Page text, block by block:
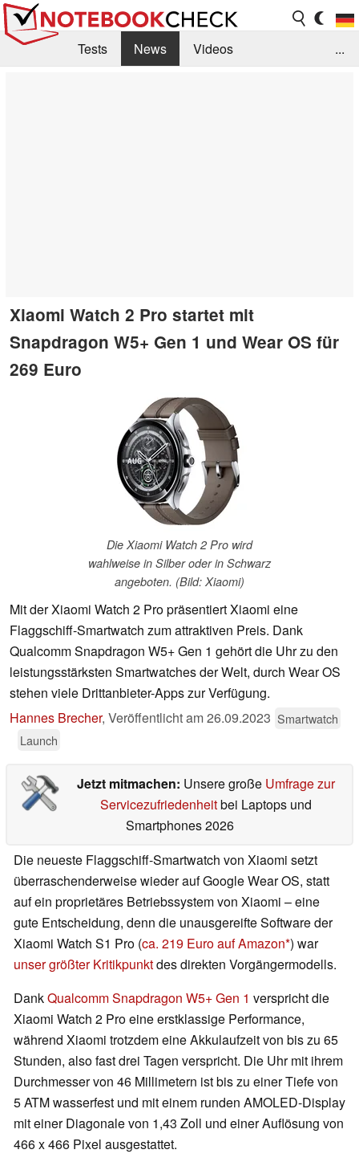
Tests News
Videos
...
Xiaomi Watch 2 Pro startet mit
Snapdragon W5+ Gen 1 und Wear OS für
269 Euro
Die Xiaomi Watch 2 Pro wird
wahlweise in Silber oder in Schwarz
angeboten. (Bild: Xiaomi)
Mit der Xiaomi Watch 2 Pro präsentiert Xiaomi eine
Flaggschiff-Smartwatch zum attraktiven Preis. Dank
Qualcomm Snapdragon W5+ Gen 1 gehört die Uhr zu den
leistungsstärksten Smartwatches der Welt, durch Wear OS
stehen viele Drittanbieter-Apps zur Verfügung.
Hannes Brecher, Veröffentlicht am26.09.2023 Smartwatch
Launch
Jetzt mitmachen: Unsere große Umfrage zur
Servicezufriedenheitbei Laptops und
Smartphones 2026
Die neueste Flaggschiff-Smartwatch von Xiaomi setzt
überraschenderweise wieder auf Google Wear OS, statt
auf ein proprietäres Betriebssystem von Xiaomi – eine
gute Entscheidung, denn die unausgereifte Software der
Xiaomi Watch S1 Pro (ca. 219 Euro auf Amazon ) war
unser größter Kritikpunktdes direkten Vorgängermodells.
DankQualcomm Snapdragon W5+ Gen 1 verspricht die
Xiaomi Watch 2 Pro eine erstklassige Performance,
während Xiaomi trotzdem eine Akkulaufzeit von bis zu 65
Stunden, also fast drei Tagen verspricht. Die Uhr mit ihrem
Durchmesser von 46 Millimetern ist bis zu einer Tiefe von
5 ATM wasserfest und mit einem runden AMOLED-Display
mit einer Diagonale von 1,43 Zoll und einer Auflösung von
466 x 466 Pixel ausgestattet.